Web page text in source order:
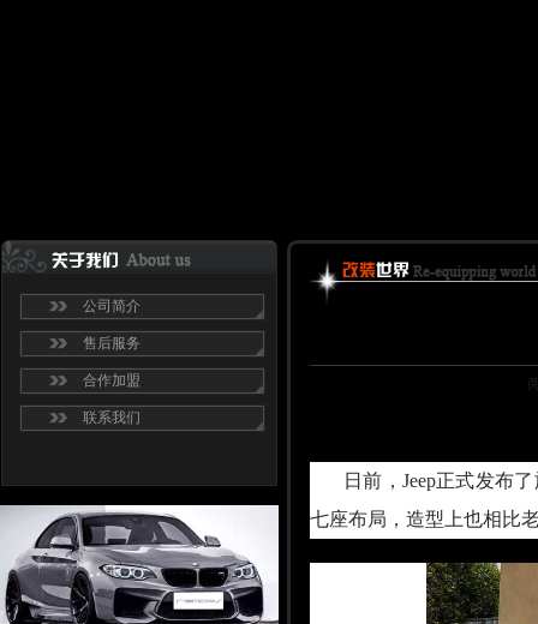
公司简介
售后服务
合作加盟
联系我们
日前，Jeep正式发布
七座布局，造型上也相比